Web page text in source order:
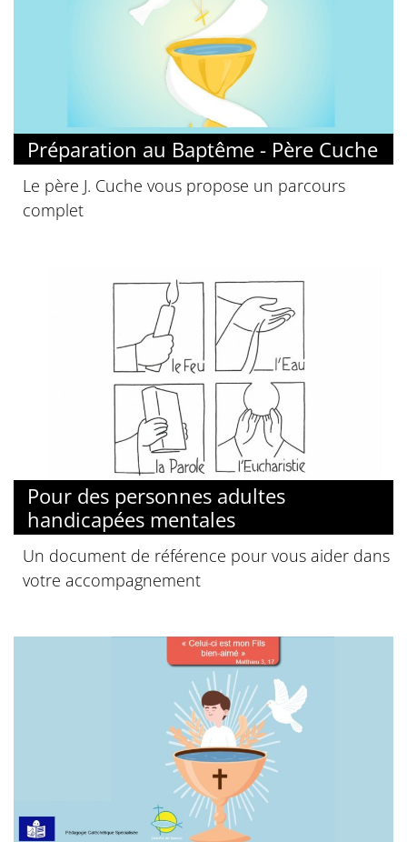
Préparation au Baptême - Père Cuche
Le père J. Cuche vous propose un parcours
complet
© Mille images d’évangile - Kieffer
Pour des personnes adultes
handicapées mentales
Un document de référence pour vous aider dans
votre accompagnement